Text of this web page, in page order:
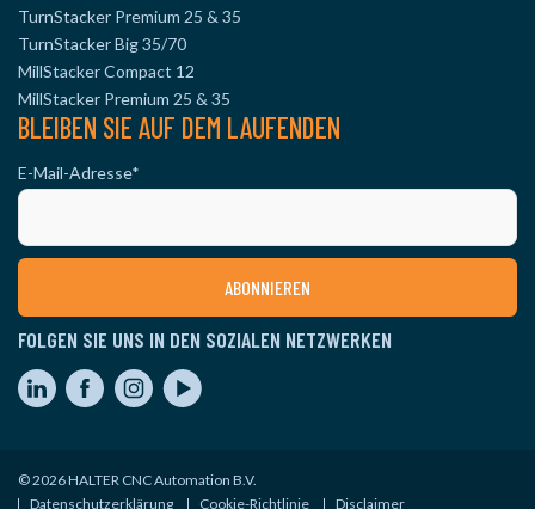
TurnStacker Premium 25 & 35
TurnStacker Big 35/70
MillStacker Compact 12
MillStacker Premium 25 & 35
BLEIBEN SIE AUF DEM LAUFENDEN
E-Mail-Adresse*
FOLGEN SIE UNS IN DEN SOZIALEN NETZWERKEN
© 2026 HALTER CNC Automation B.V.
Datenschutzerklärung
Cookie-Richtlinie Disclaimer